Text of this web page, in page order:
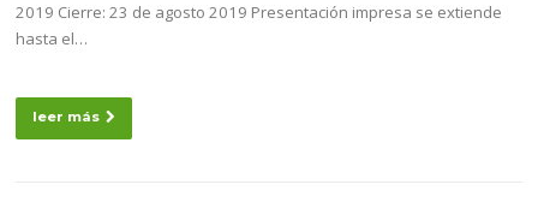
2019 Cierre: 23 de agosto 2019 Presentación impresa se extiende
hasta el…
leer más